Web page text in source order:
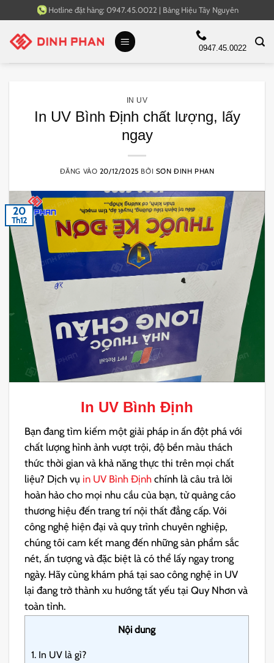
qua
nội
Hotline đặt hàng: 0947.45.0022 | Bảng Hiệu Tây Nguyên
0947.45.0022
IN UV
In UV Bình Định chất lượng, lấy
ngay
ĐĂNG VÀO 20/12/2025 BỞI SƠN ĐINH PHAN
20
Th12
In UV Bình Định
Bạn đang tìm kiếm một giải pháp in ấn đột phá với
chất lượng hình ảnh vượt trội, độ bền màu thách
thức thời gian và khả năng thực thi trên mọi chất
liệu? Dịch vụ in UV Bình Định chính là câu trả lời
hoàn hảo cho mọi nhu cầu của bạn, từ quảng cáo
thương hiệu đến trang trí nội thất đẳng cấp. Với
công nghệ hiện đại và quy trình chuyên nghiệp,
chúng tôi cam kết mang đến những sản phẩm sắc
nét, ấn tượng và đặc biệt là có thể lấy ngay trong
ngày. Hãy cùng khám phá tại sao công nghệ in UV
lại đang trở thành xu hướng tất yếu tại Quy Nhơn và
toàn tỉnh.
Nội dung
1. In UV là gì?